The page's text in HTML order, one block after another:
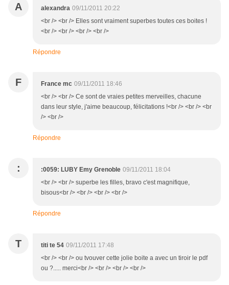
A alexandra 09/11/2011 20:22
<br /> <br /> Elles sont vraiment superbes toutes ces boites !
<br /> <br /> <br /> <br />
Répondre
F France mc 09/11/2011 18:46
<br /> <br /> Ce sont de vraies petites merveilles, chacune
dans leur style, j'aime beaucoup, félicitations !<br /> <br /> <br
/> <br />
Répondre
: :0059: LUBY Emy Grenoble 09/11/2011 18:04
<br /> <br /> superbe les filles, bravo c'est magnifique,
bisous<br /> <br /> <br /> <br />
Répondre
T titi te 54 09/11/2011 17:48
<br /> <br /> ou tvouver cette jolie boite a avec un tiroir le pdf
ou ?..... merci<br /> <br /> <br /> <br />